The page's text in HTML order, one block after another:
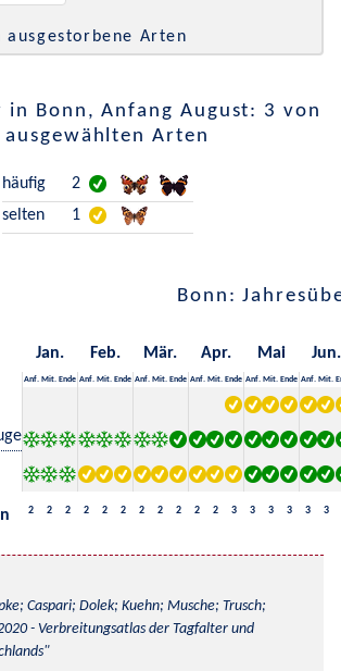
ausgestorbene Arten
in Bonn, Anfang August: 3 von
ausgewählten Arten
häufig
2
selten
1
Bonn:
Jan. Feb. Mär. Apr. Mai Jun.
Anf. Mit. Ende Anf. Mit. Ende Anf. Mit. Ende Anf. Mit. Ende Anf. Mit. Ende Anf. Mit.
2 2 2 2 2 2 2 2 2 2 2 3 3 3 3 3 3
Caspari; Dolek; Kuehn; Musche; Trusch;
- Verbreitungsatlas der Tagfalter und